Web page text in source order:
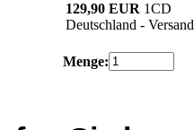
129,90 EUR 1CD
Deutschland -
Menge: